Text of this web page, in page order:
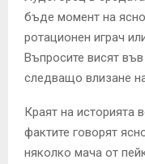
бъде момент на
ротационен играч
Въпросите висят
следващо влизане
Краят на историята
фактите говорят
няколко мача от